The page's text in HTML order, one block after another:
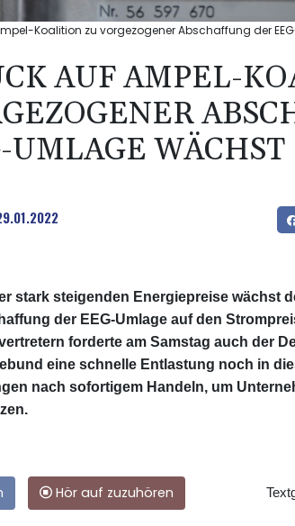
Koalition zu vorgezogener Abschaffung der
AUF AMPEL-
UMLAGE WÄCHST
stark steigenden Energiepreise wächst
der EEG-Umlage auf den
forderte am Samstag auch der
eine schnelle Entlastung noch in
nach sofortigem Handeln, um
Hör auf zuzuhören